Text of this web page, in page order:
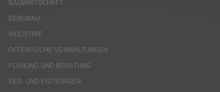
BAUWIRTSCHAFT
BERGBAU
INDUSTRIE
ÖFFENTLICHE VERWALTUNGEN
PLANUNG UND BERATUNG
VER- UND ENTSORGER